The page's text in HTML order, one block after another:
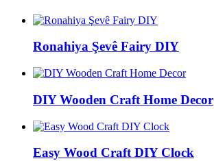
Ronahiya Şevê Fairy DIY
DIY Wooden Craft Home Decor
Easy Wood Craft DIY Clock